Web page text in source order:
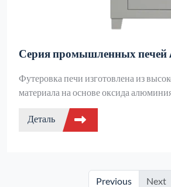
Серия промышленных печей
Футеровка печи изготовлена из
материала на основе оксида
сформированного методом
Она отличается высокой рабочей
теплоемкостью, превосходной
теплоизоляционными
Деталь
Previous Next